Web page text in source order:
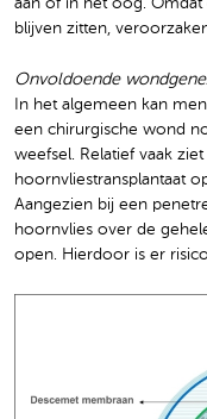
aan of in het oog.
blijven zitten,
Onvoldoende
In het algemeen kan
een chirurgische wond
weefsel. Relatief vaak
hoornvliestransplantaat
Aangezien bij een
hoornvlies over de
open. Hierdoor is er